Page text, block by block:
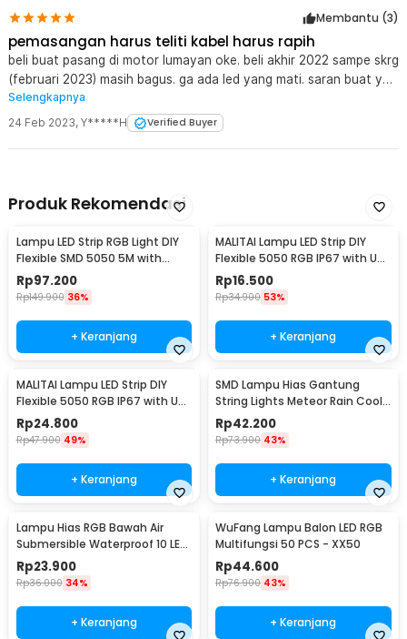
Membantu (3)
pemasangan harus teliti kabel harus rapih
beli buat pasang di motor lumayan oke. beli akhir 2022 sampe skrg
(februari 2023) masih bagus. ga ada led yang mati. saran buat yg
beli, ujung kabel sama ujung tutup led nya dikasih lem silicone lagi
biar anti air. soalnya yang saya ada 2 lepas tutupnya kalau
dibiarkan nanti masuk air jadi rusak
Selengkapnya
24 Feb 2023, Y*****H Verified Buyer
Produk Rekomendasi
Lampu LED Strip RGB Light DIY
Flexible SMD 5050 5M with
Remote
Rp97.200
Rp149.900 36%
+ Keranjang
MALITAI Lampu LED Strip DIY
Flexible 5050 RGB IP67 with USB
Controller 1M - SMD2835
Rp16.500
Rp34.900 53%
+ Keranjang
MALITAI Lampu LED Strip DIY
Flexible 5050 RGB IP67 with USB
Controller 2M - SMD2835
Rp24.800
Rp47.900 49%
+ Keranjang
SMD Lampu Hias Gantung
String Lights Meteor Rain Cool
White 30cm 8 PCS
Rp42.200
Rp73.900 43%
+ Keranjang
Lampu Hias RGB Bawah Air
Submersible Waterproof 10 LED
with Remote - 13017
Rp23.900
Rp36.000 34%
+ Keranjang
WuFang Lampu Balon LED RGB
Multifungsi 50 PCS - XX50
Rp44.600
Rp76.900 43%
+ Keranjang